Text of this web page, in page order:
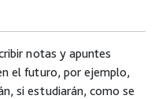
notas y apuntes
el futuro, por ejemplo,
si estudiarán, como se